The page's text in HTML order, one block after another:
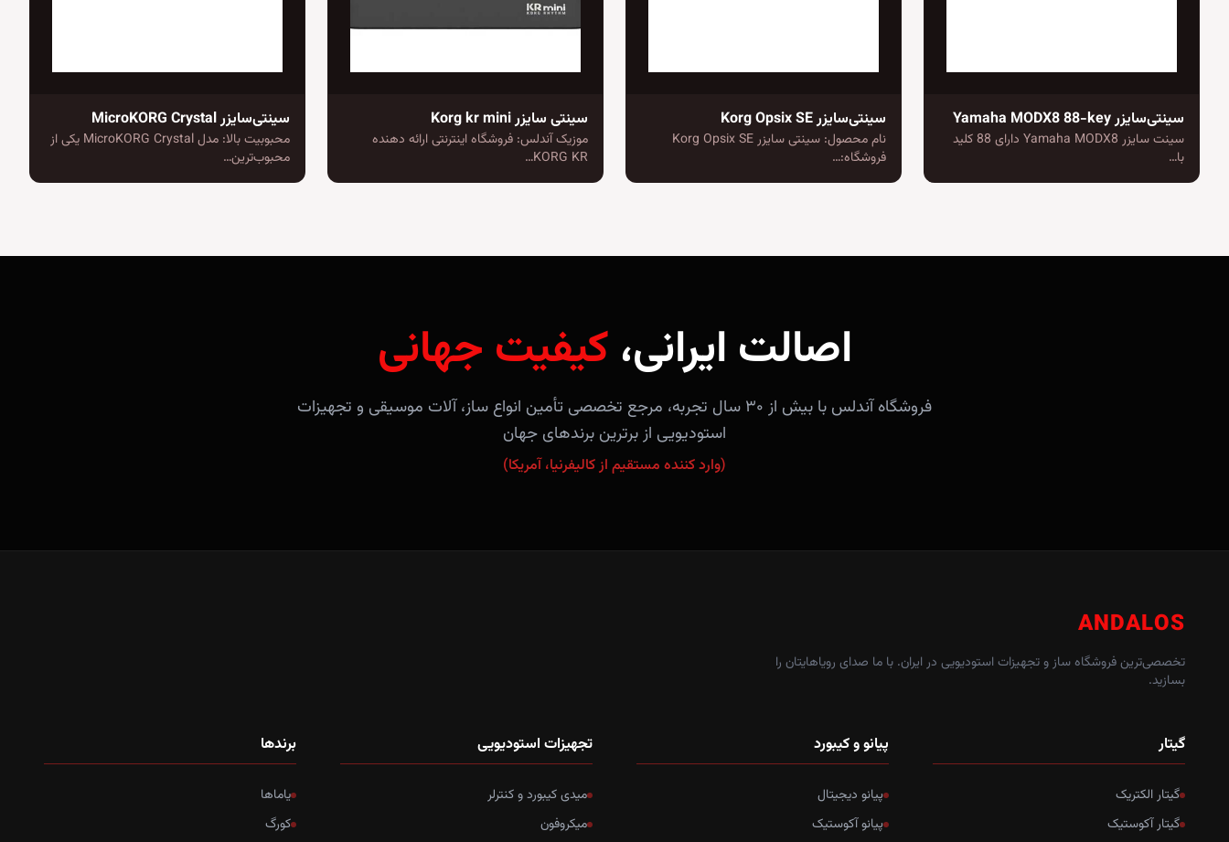
سینتی‌سایزر Yamaha MODX8 88-key
سینت سایزر Yamaha MODX8 دارای 88 کلید
با…
سینتی‌سایزر Korg Opsix SE
نام محصول: سینتی سایزر Korg Opsix SE
فروشگاه:…
سینتی سایزر Korg kr mini
موزیک آندلس: فروشگاه اینترنتی ارائه دهنده
KORG KR…
سینتی‌سایزر MicroKORG Crystal
محبوبیت بالا: مدل MicroKORG Crystal یکی از
محبوب‌ترین…
اصالت ایرانی، کیفیت جهانی
فروشگاه آندلس با بیش از ۳۰ سال تجربه، مرجع تخصصی تأمین انواع ساز، آلات موسیقی و تجهیزات
استودیویی از برترین برندهای جهان
(وارد کننده مستقیم از کالیفرنیا، آمریکا)
ANDALOS
تخصصی‌ترین فروشگاه ساز و تجهیزات استودیویی در ایران. با ما صدای رویاهایتان را
بسازید.
گیتار
گیتار الکتریک
گیتار آکوستیک
پیانو و کیبورد
پیانو دیجیتال
پیانو آکوستیک
تجهیزات استودیویی
میدی کیبورد و کنترلر
میکروفون
برندها
یاماها
کورگ